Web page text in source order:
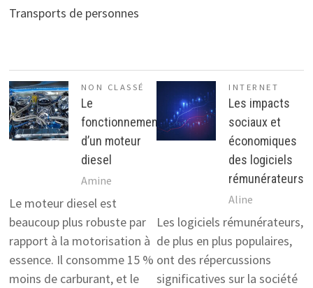
Transports de personnes
NON CLASSÉ
Le
fonctionnement
d’un moteur
diesel
Amine
Le moteur diesel est
beaucoup plus robuste par
rapport à la motorisation à
essence. Il consomme 15 %
moins de carburant, et le
INTERNET
Les impacts
sociaux et
économiques
des logiciels
rémunérateurs
Aline
Les logiciels rémunérateurs,
de plus en plus populaires,
ont des répercussions
significatives sur la société